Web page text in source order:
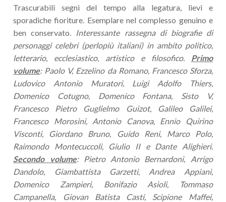
Trascurabili segni del tempo alla legatura, lievi e
sporadiche fioriture. Esemplare nel complesso genuino e
ben conservato. Interessante rassegna di biografie di
personaggi celebri (perlopiù italiani) in ambito politico,
letterario, ecclesiastico, artistico e filosofico. Primo
volume: Paolo V, Ezzelino da Romano, Francesco Sforza,
Ludovico Antonio Muratori, Luigi Adolfo Thiers,
Domenico Cotugno, Domenico Fontana, Sisto V,
Francesco Pietro Guglielmo Guizot, Galileo Galilei,
Francesco Morosini, Antonio Canova, Ennio Quirino
Visconti, Giordano Bruno, Guido Reni, Marco Polo,
Raimondo Montecuccoli, Giulio II e Dante Alighieri.
Secondo volume: Pietro Antonio Bernardoni, Arrigo
Dandolo, Giambattista Garzetti, Andrea Appiani,
Domenico Zampieri, Bonifazio Asioli, Tommaso
Campanella, Giovan Batista Casti, Scipione Maffei,